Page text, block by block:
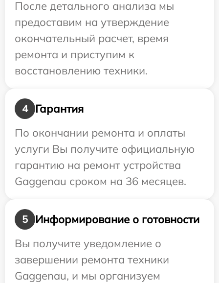
После детального анализа мы
предоставим на утверждение
окончательный расчет, время
ремонта и приступим к
восстановлению техники.
4
Гарантия
По окончании ремонта и оплаты
услуги Вы получите официальную
гарантию на ремонт устройства
Gaggenau сроком на 36 месяцев.
5
Информирование о готовности
Вы получите уведомление о
завершении ремонта техники
Gaggenau, и мы организуем